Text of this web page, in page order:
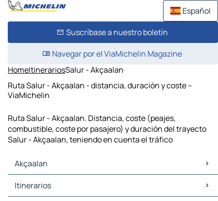
Español
Suscríbase a nuestro boletín
Navegar por el ViaMichelin Magazine
HomeItinerariosSalur - Akçaalan
Ruta Salur - Akçaalan - distancia, duración y coste –
ViaMichelin
Ruta Salur - Akçaalan. Distancia, coste (peajes,
combustible, coste por pasajero) y duración del trayecto
Salur - Akçaalan, teniendo en cuenta el tráfico
Akçaalan
Akçaalan Mapas Planos
Akçaalan Trafico
Itinerarios